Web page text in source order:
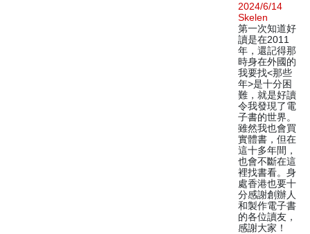
2024/6/14
Skelen
第一次知道好
讀是在2011
年，還記得那
時身在外國的
我要找<那些
年>是十分困
難，就是好讀
令我發現了電
子書的世界。
雖然我也會買
實體書，但在
這十多年間，
也會不斷在這
裡找書看。身
處香港也要十
分感謝創辦人
和製作電子書
的各位讀友，
感謝大家！